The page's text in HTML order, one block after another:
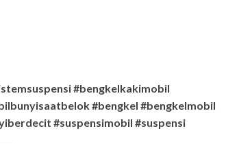
#bengkelkakimobil
#bengkel #bengkelmobil
#suspensimobil #suspensi